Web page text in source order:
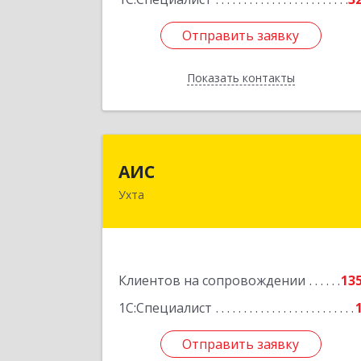
Отправить заявку
Показать контакты
Отправить заявку
Назад
АИС
Ухта
Клиентов на сопровождении
1С:Специалист
1
Отправить заявку
Отправить заявку